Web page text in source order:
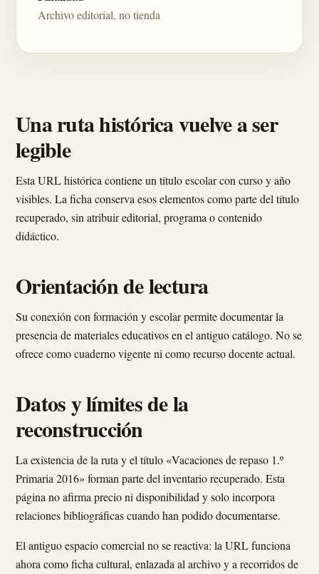
Archivo editorial, no tienda
Una ruta histórica vuelve a ser
legible
Esta URL histórica contiene un título escolar con curso y año
visibles. La ficha conserva esos elementos como parte del título
recuperado, sin atribuir editorial, programa o contenido
didáctico.
Orientación de lectura
Su conexión con formación y escolar permite documentar la
presencia de materiales educativos en el antiguo catálogo. No se
ofrece como cuaderno vigente ni como recurso docente actual.
Datos y límites de la
reconstrucción
La existencia de la ruta y el título «Vacaciones de repaso 1.º
Primaria 2016» forman parte del inventario recuperado. Esta
página no afirma precio ni disponibilidad y solo incorpora
relaciones bibliográficas cuando han podido documentarse.
El antiguo espacio comercial no se reactiva: la URL funciona
ahora como ficha cultural, enlazada al archivo y a recorridos de